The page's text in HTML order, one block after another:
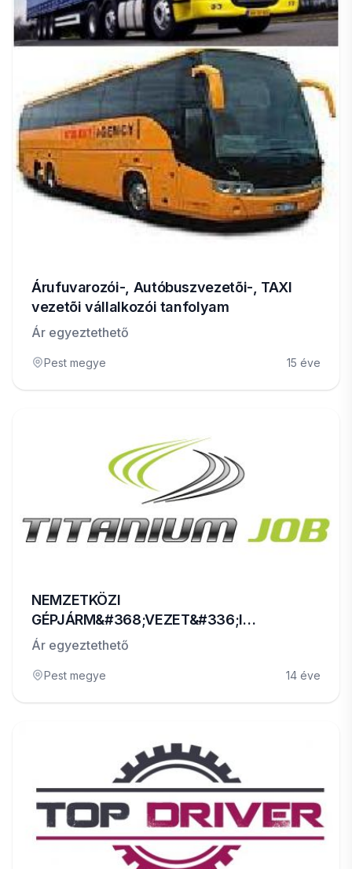
Árufuvarozói-, Autóbuszvezetõi-, TAXI
vezetõi vállalkozói tanfolyam
Ár egyeztethető
Pest megye 15 éve
NEMZETKÖZI
GÉPJÁRM&#368;VEZET&#336;I
ÁLLÁSLEHET&#336;SÉGEK
Ár egyeztethető
Pest megye 14 éve